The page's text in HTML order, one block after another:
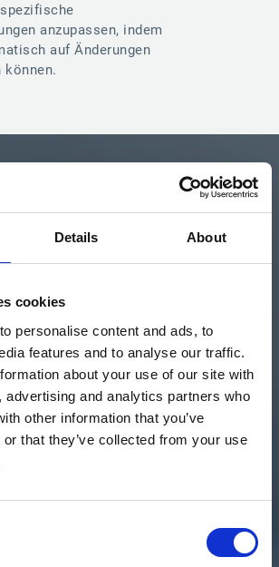
Details About
cookies
personalise content and ads, to
features and to analyse our traffic.
about your use of our site with
advertising and analytics partners who
other information that you’ve
that they’ve collected from your use
anzupassen, indem
auf Änderungen
können.
EDI-
LÖSUNGEN
zu analysieren, insbesondere,
EDI Fehlern kann komplex sein und
Support. Esker on Demand ist
Lösung, die nicht nur einen
sicherstellt, sondern
für Analyse und Reporting bietet.